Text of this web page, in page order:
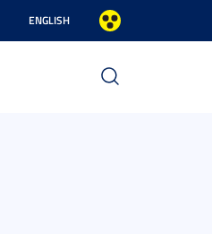
ENGLISH